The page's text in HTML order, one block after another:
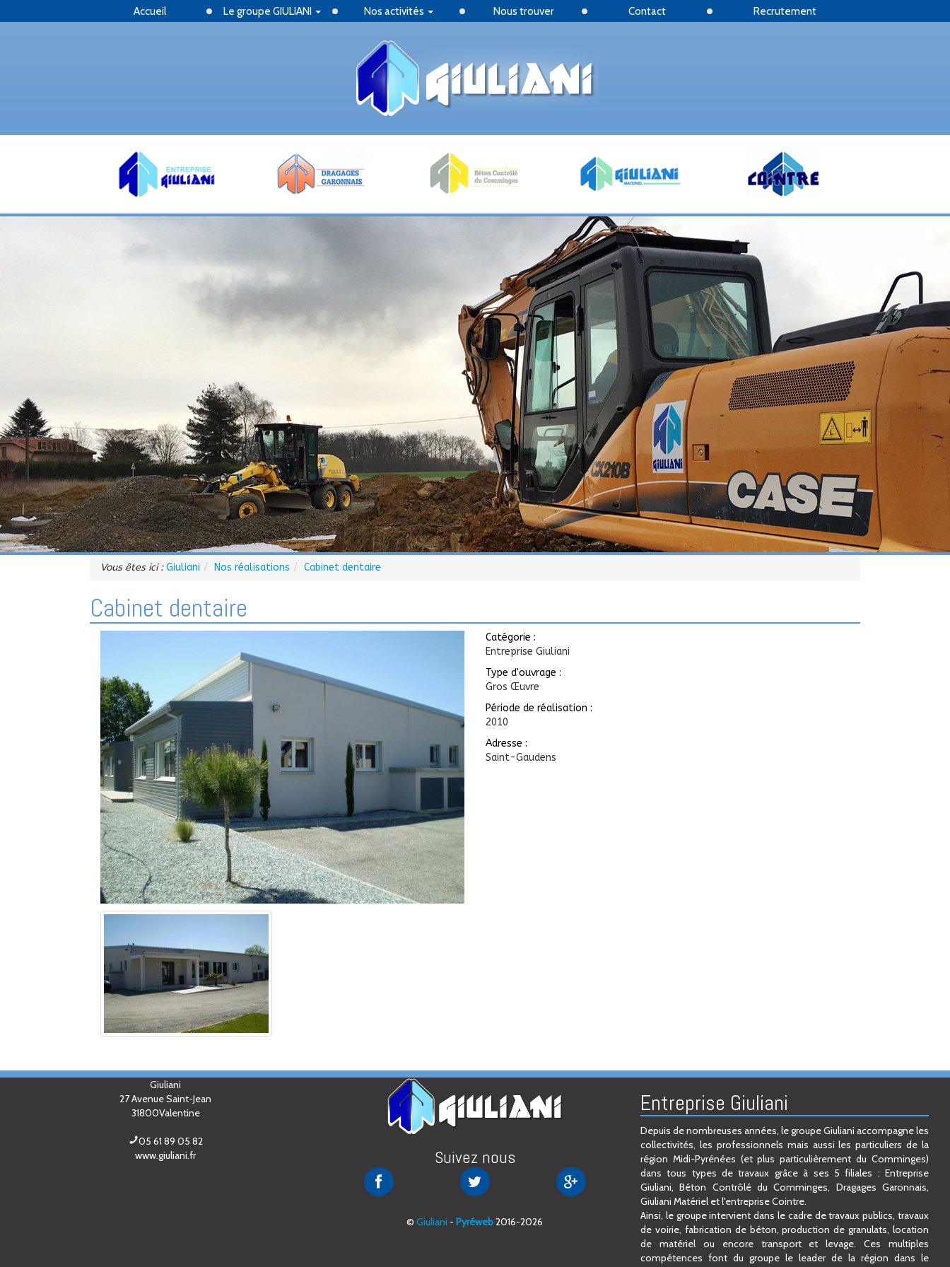
Accueil Le groupe GIULIANI Nos activités Nous trouver Contact Recrutement
Vous êtes ici :Giuliani Nos réalisations Cabinet dentaire
Cabinet dentaire
Catégorie :
Entreprise Giuliani
Type d'ouvrage :
Gros Œuvre
Période de réalisation :
2010
Adresse :
Saint-Gaudens
Entreprise Giuliani
Depuis de nombreuses années, le groupe Giuliani accompagne les
collectivités, les professionnels mais aussi les particuliers de la
région Midi-Pyrénées (et plus particulièrement du Comminges)
dans tous types de travaux grâce à ses 5 filiales : Entreprise
Giuliani, Béton Contrôlé du Comminges, Dragages Garonnais,
Giuliani Matériel et l'entreprise Cointre.
Ainsi, le groupe intervient dans le cadre de travaux publics, travaux
de voirie, fabrication de béton, production de granulats, location
de matériel ou encore transport et levage. Ces multiples
compétences font du groupe le leader de la région dans le
Suivez nous
Giuliani
Giuliani
Giuliani
©Giuliani -Pyréweb2016-2026
Giuliani
27 Avenue Saint-Jean
31800Valentine
05 61 89 05 82
www.giuliani.fr